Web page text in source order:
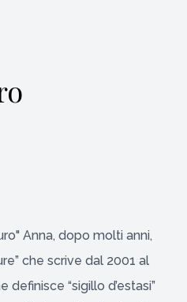
Anna, dopo molti anni,
che scrive dal 2001 al
definisce “sigillo d’estasi”